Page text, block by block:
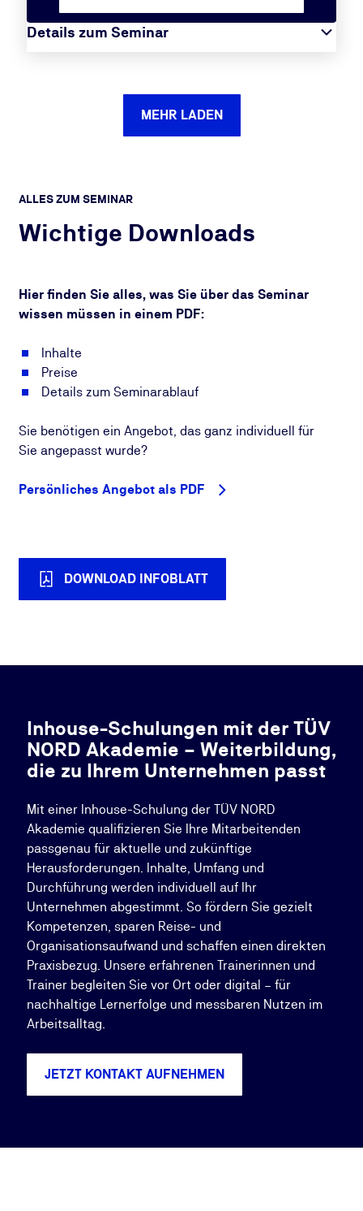
Details zum Seminar
MEHR LADEN
ALLES ZUM SEMINAR
Wichtige Downloads
Hier finden Sie alles, was Sie über das Seminar
wissen müssen in einem PDF:
Inhalte
Preise
Details zum Seminarablauf
Sie benötigen ein Angebot, das ganz individuell für
Sie angepasst wurde?
Persönliches Angebot als PDF
DOWNLOAD INFOBLATT
Inhouse-Schulungen mit der TÜV
NORD Akademie – Weiterbildung,
die zu Ihrem Unternehmen passt
Mit einer Inhouse-Schulung der TÜV NORD
Akademie qualifizieren Sie Ihre Mitarbeitenden
passgenau für aktuelle und zukünftige
Herausforderungen. Inhalte, Umfang und
Durchführung werden individuell auf Ihr
Unternehmen abgestimmt. So fördern Sie gezielt
Kompetenzen, sparen Reise- und
Organisationsaufwand und schaffen einen direkten
Praxisbezug. Unsere erfahrenen Trainerinnen und
Trainer begleiten Sie vor Ort oder digital – für
nachhaltige Lernerfolge und messbaren Nutzen im
Arbeitsalltag.
JETZT KONTAKT AUFNEHMEN